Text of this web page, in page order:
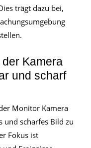
trägt dazu bei,
Kamera
und scharf
Monitor Kamera
und scharfes Bild zu
Fokus ist